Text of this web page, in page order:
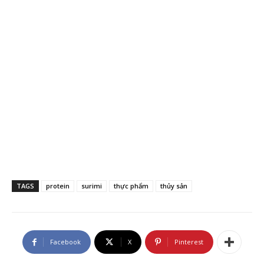
TAGS protein surimi thực phẩm thủy sản
Facebook X Pinterest